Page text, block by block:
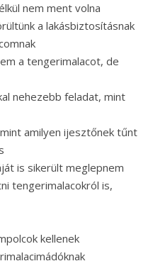
nem ment volna
a lakásbiztosításnak
a tengerimalacot, de
nehezebb feladat, mint
amilyen ijesztőnek tűnt
is sikerült meglepnem
tengerimalacokról is,
kellenek